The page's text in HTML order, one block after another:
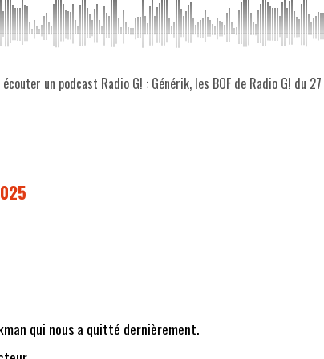
un podcast Radio G! : Générik, les BOF de Radio G! du
qui nous a quitté dernièrement.